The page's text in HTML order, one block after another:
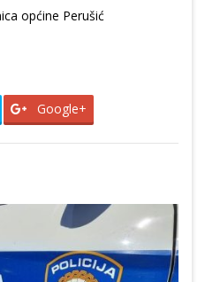
općine Perušić
Google+